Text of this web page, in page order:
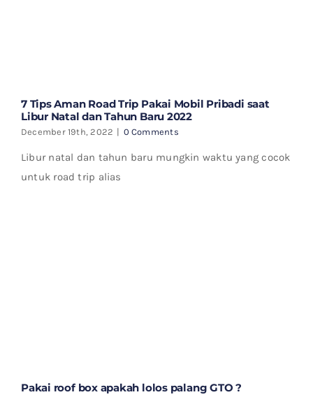
7 Tips Aman Road Trip Pakai Mobil Pribadi saat
Libur Natal dan Tahun Baru 2022
December 19th, 2022 | 0 Comments
Libur natal dan tahun baru mungkin waktu yang cocok
untuk road trip alias
Pakai roof box apakah lolos palang GTO ?